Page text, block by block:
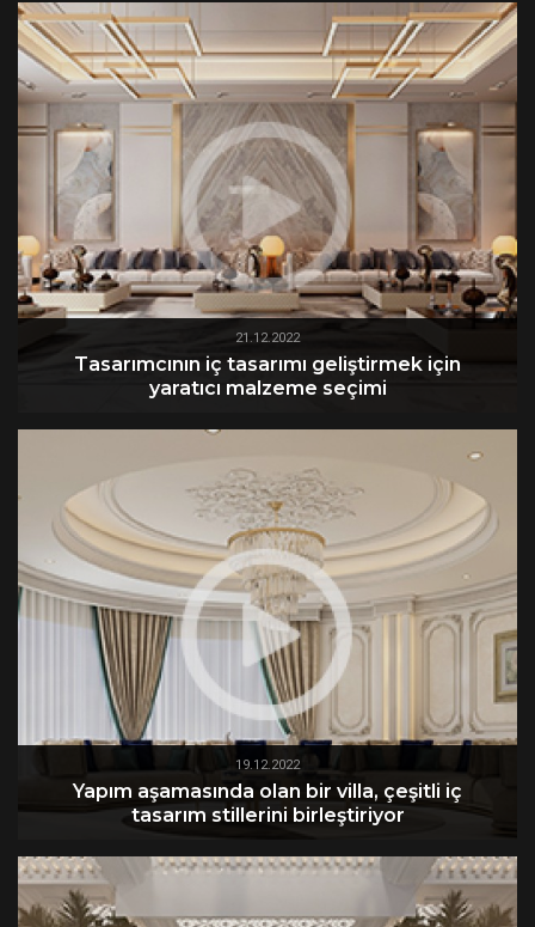
21.12.2022
Tasarımcının iç tasarımı geliştirmek için
yaratıcı malzeme seçimi
19.12.2022
Yapım aşamasında olan bir villa, çeşitli iç
tasarım stillerini birleştiriyor